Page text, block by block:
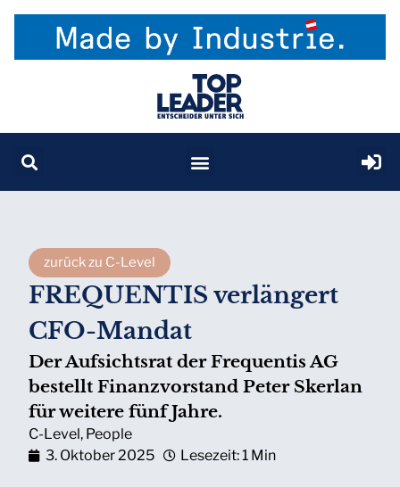
zurück zu C-Level
FREQUENTIS verlängert
CFO-Mandat
Der Aufsichtsrat der Frequentis AG
bestellt Finanzvorstand Peter Skerlan
für weitere fünf Jahre.
C-Level, People
3. Oktober 2025
Lesezeit: 1 Min